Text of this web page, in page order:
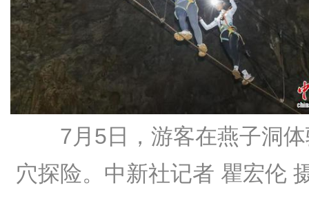
7月5日，游客在燕子洞
穴探险。中新社记者 瞿宏伦